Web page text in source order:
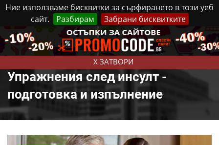
Ние използваме бисквитки за сърфирането в този уеб
сайт.
Разбирам Забрани бисквитките
X ЗАТВОРИ
Петък, 7 Август, 2026 Реклама Контакти
Упражнения след инсулт -
подготовка и изпълнение